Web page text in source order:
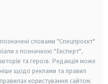
позначені словами "Спецпроєкт"
з позначкою "Експерт",
та героїв. Редакція може
щодо реклами та правил
користування сайтом.